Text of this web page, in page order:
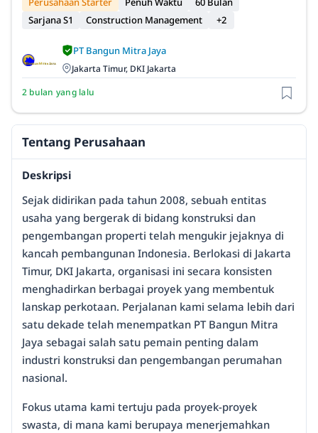
Sarjana S1
Construction Management +2
PT Bangun Mitra Jaya
Jakarta Timur, DKI Jakarta
2 bulan yang lalu
Tentang Perusahaan
Deskripsi
Sejak didirikan pada tahun 2008, sebuah entitas
usaha yang bergerak di bidang konstruksi dan
pengembangan properti telah mengukir jejaknya di
kancah pembangunan Indonesia. Berlokasi di Jakarta
Timur, DKI Jakarta, organisasi ini secara konsisten
menghadirkan berbagai proyek yang membentuk
lanskap perkotaan. Perjalanan kami selama lebih dari
satu dekade telah menempatkan PT Bangun Mitra
Jaya sebagai salah satu pemain penting dalam
industri konstruksi dan pengembangan perumahan
nasional.
Fokus utama kami tertuju pada proyek-proyek
swasta, di mana kami berupaya menerjemahkan